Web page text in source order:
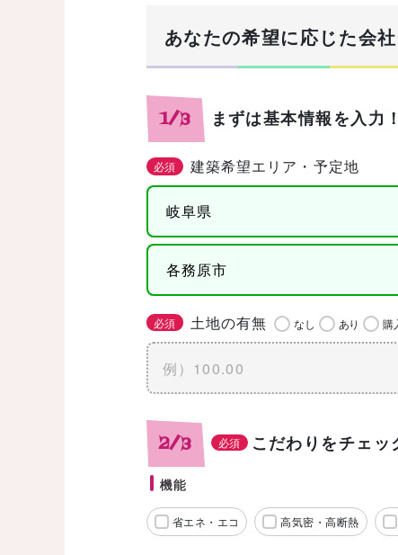
あなたの希望に応じた会
1/3 まずは基本情報を入力！
必須 建築希望エリア・予定地
必須 土地の有無 なし あり 購
2/3 必須 こだわりをチェッ
機能
省エネ・エコ 高気密・高断熱